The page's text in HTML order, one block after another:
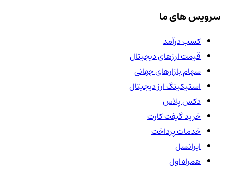
سرویس های ما
کسب درآمد
قیمت ارزهای دیجیتال
سهام بازارهای جهانی
استیکینگ ارز دیجیتال
دکس پلاس
خرید گیفت کارت
خدمات پرداخت
ایرانسل
همراه اول